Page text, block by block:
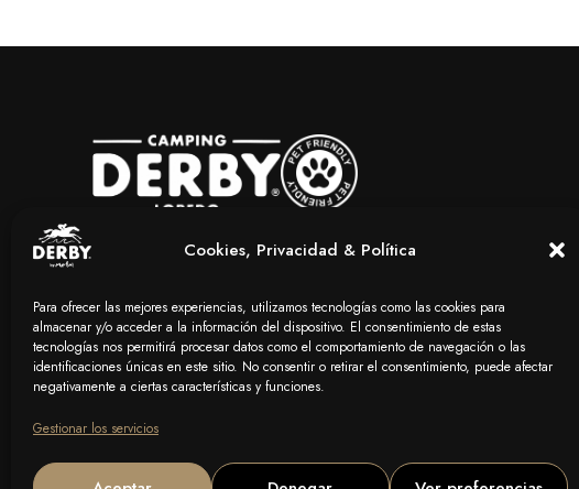
Cookies, Privacidad & Política
Para ofrecer las mejores experiencias, utilizamos tecnologías como las cookies para
almacenar y/o acceder a la información del dispositivo. El consentimiento de estas
tecnologías nos permitirá procesar datos como el comportamiento de navegación o las
identificaciones únicas en este sitio. No consentir o retirar el consentimiento, puede afectar
negativamente a ciertas características y funciones.
Gestionar los servicios
Establecido junto a la impresionante playa de Loredo, nuestro camping
en primera línea ofrece acceso directo a 8 kilómetros de arena fina y